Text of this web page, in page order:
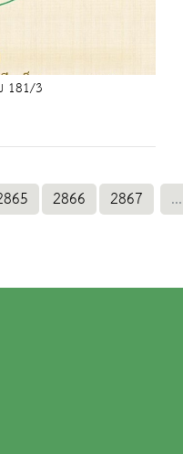
181/3
2866 2867 ...